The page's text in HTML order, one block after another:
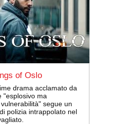
of Oslo
drama acclamato da
"esplosivo ma
segue un
polizia intrappolato nel